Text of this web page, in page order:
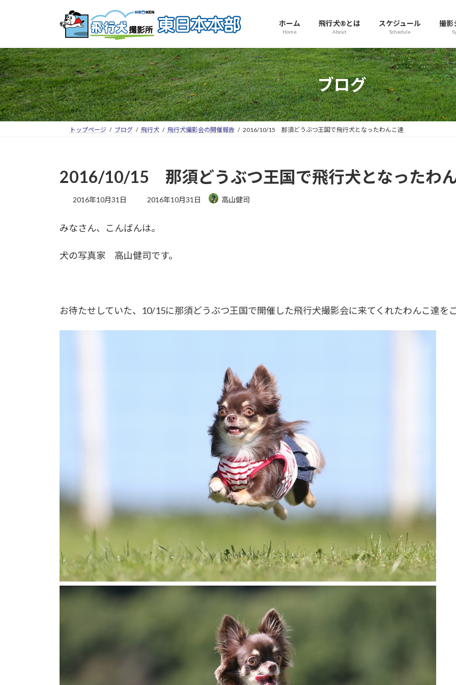
ホーム
Home
飛行犬®とは
About
スケジュール
Schedule
撮影
ブログ
トップページ ブログ 飛行犬 飛行犬撮影会の開催報告 2016/10/15 那須どうぶつ王国で飛行犬となったわんこ達
2016/10/15 那須どうぶつ王国で飛行犬となったわ
2016年10月31日 2016年10月31日 高山健司
みなさん、こんばんは。
犬の写真家 高山健司です。
お待たせしていた、10/15に那須どうぶつ王国で開催した飛行犬撮影会に来てくれたわんこ達を